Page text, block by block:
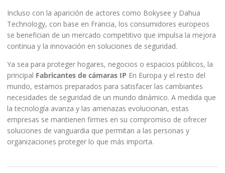
Incluso con la aparición de actores como Bokysee y Dahua
Technology, con base en Francia, los consumidores europeos
se benefician de un mercado competitivo que impulsa la mejora
continua y la innovación en soluciones de seguridad.
Ya sea para proteger hogares, negocios o espacios públicos, la
principal Fabricantes de cámaras IP En Europa y el resto del
mundo, estamos preparados para satisfacer las cambiantes
necesidades de seguridad de un mundo dinámico. A medida que
la tecnología avanza y las amenazas evolucionan, estas
empresas se mantienen firmes en su compromiso de ofrecer
soluciones de vanguardia que permitan a las personas y
organizaciones proteger lo que más importa.